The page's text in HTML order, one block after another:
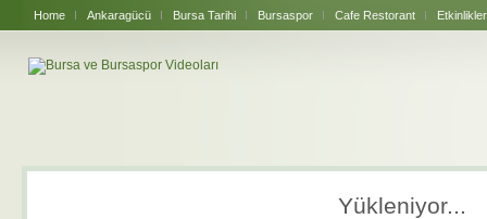
Home Ankaragücü Bursa Tarihi Bursaspor Cafe Restorant Etkinlikler
Yükleniyor...